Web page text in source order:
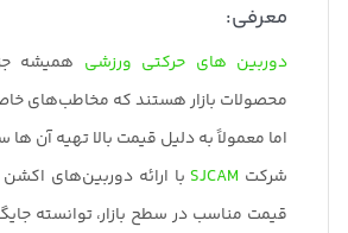
معرفی:
دوربین های حرکتی ورزشی همیشه
محصولات بازار هستند که مخاطب‌های
اما معمولاً به دلیل قیمت بالا تهیه آن
شرکت SJCAMبا ارائه دوربین‌های اکشن
قیمت مناسب در سطح بازار، توانسته